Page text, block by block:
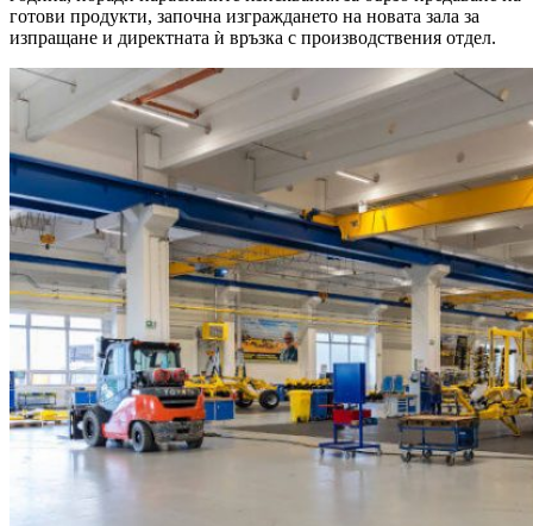
готови продукти, започна изграждането на новата зала за
изпращане и директната ѝ връзка с производствения отдел.